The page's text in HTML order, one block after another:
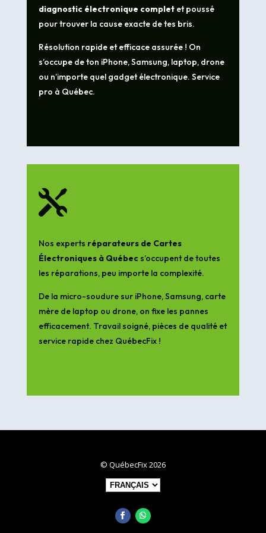
diagnostic électronique completet poussé
pour trouver la cause exacte de tes bris.
Résolution rapide et efficace assurée ! On
s’occupe de ton iPhone, Samsung, laptop, drone
ou n’importe quel gadget électronique. Service
pro à Québec.

Nos experts réparateurs de Cartes
Électroniques à Québecs’occupent de toutes
les réparations, peu importe la complexité.
De la micro-soudure sur iPhone, Samsung, carte
mère de laptop ou drone, on fixe les pannes
efficacement. Travail soigné, pièces de qualité et
service rapide chez QuébecFix !
© QuébecFix 2026